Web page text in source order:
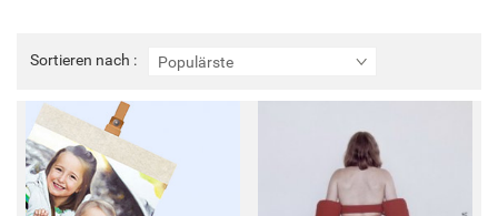
Sortieren nach : Populärste
Sortieren
nach